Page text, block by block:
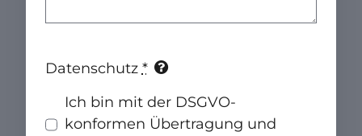
Datenschutz *
Ich bin mit der DSGVO-
konformen Übertragung und